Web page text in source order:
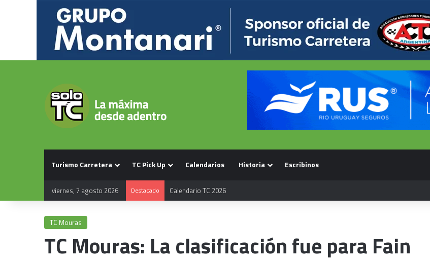
Turismo Carretera TC Pick Up Calendarios Historia Escribinos
viernes, 7 agosto 2026 Destacado Calendario TC 2026
TC Mouras
TC Mouras: La clasificación fue para Fain